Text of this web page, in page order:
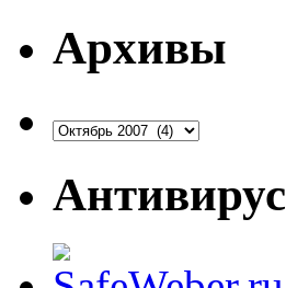
Архивы
Антивирус